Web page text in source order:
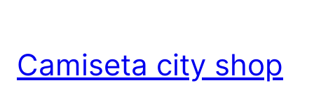
Camiseta city shop